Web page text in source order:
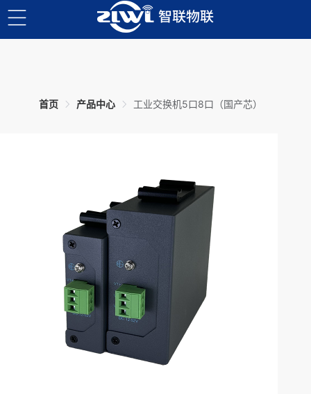
首页 产品中心 工业交换机5口8口（国产芯）